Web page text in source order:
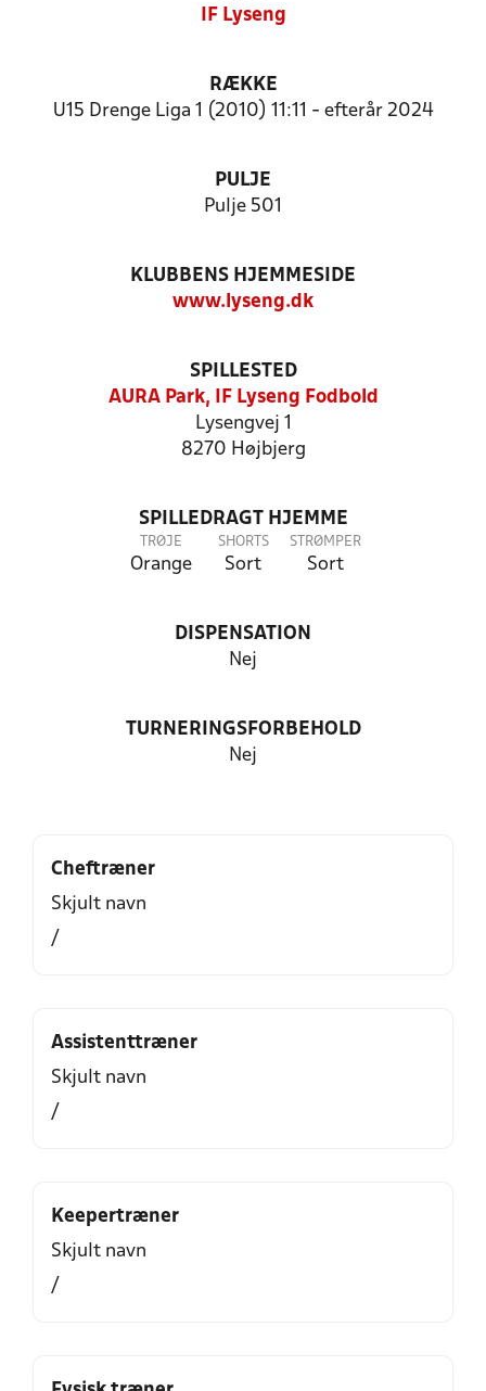
IF Lyseng
RÆKKE
U15 Drenge Liga 1 (2010) 11:11 - efterår 2024
PULJE
Pulje 501
KLUBBENS HJEMMESIDE
www.lyseng.dk
SPILLESTED
AURA Park, IF Lyseng Fodbold
Lysengvej 1
8270 Højbjerg
SPILLEDRAGT HJEMME
TRØJE
Orange
SHORTS
Sort
STRØMPER
Sort
DISPENSATION
Nej
TURNERINGSFORBEHOLD
Nej
Cheftræner
Skjult navn
/
Assistenttræner
Skjult navn
/
Keepertræner
Skjult navn
/